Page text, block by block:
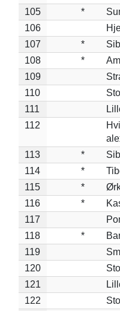
105
*
106
107
*
108
*
109
110
111
112
113
*
114
*
115
*
116
*
117
118
*
119
120
121
122